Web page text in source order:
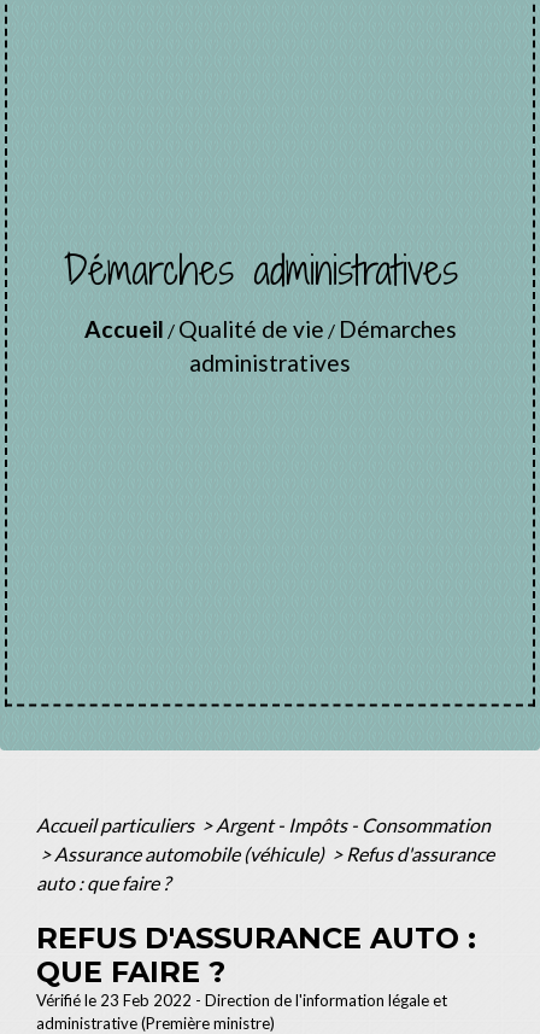
Démarches administratives
Accueil / Qualité de vie / Démarches
administratives
Accueil particuliers > Argent - Impôts - Consommation
> Assurance automobile (véhicule) > Refus d'assurance
auto : que faire ?
REFUS D'ASSURANCE AUTO :
QUE FAIRE ?
Vérifié le 23 Feb 2022 - Direction de l'information légale et
administrative (Première ministre)